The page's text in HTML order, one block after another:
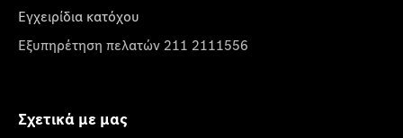
Εγχειρίδια κατόχου
Εξυπηρέτηση πελατών 211 2111556
Σχετικά με μας